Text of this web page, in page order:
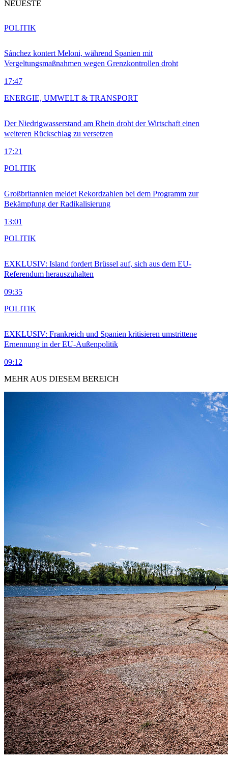
NEUESTE
Sánchez kontert Meloni, während Spanien mit
Vergeltungsmaßnahmen wegen Grenzkontrollen droht
17:47
POLITIK
Der Niedrigwasserstand am Rhein droht der Wirtschaft einen
weiteren Rückschlag zu versetzen
17:21
ENERGIE, UMWELT & TRANSPORT
Großbritannien meldet Rekordzahlen bei dem Programm zur
Bekämpfung der Radikalisierung
13:01
POLITIK
EXKLUSIV: Island fordert Brüssel auf, sich aus dem EU-
Referendum herauszuhalten
09:35
POLITIK
EXKLUSIV: Frankreich und Spanien kritisieren umstrittene
Ernennung in der EU-Außenpolitik
09:12
POLITIK
MEHR AUS DIESEM BEREICH